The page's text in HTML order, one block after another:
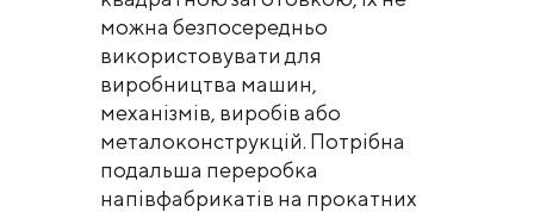
можна безпосередньо
використовувати для
виробництва машин,
механізмів, виробів або
металоконструкцій. Потрібна
подальша переробка
напівфабрикатів на прокатних